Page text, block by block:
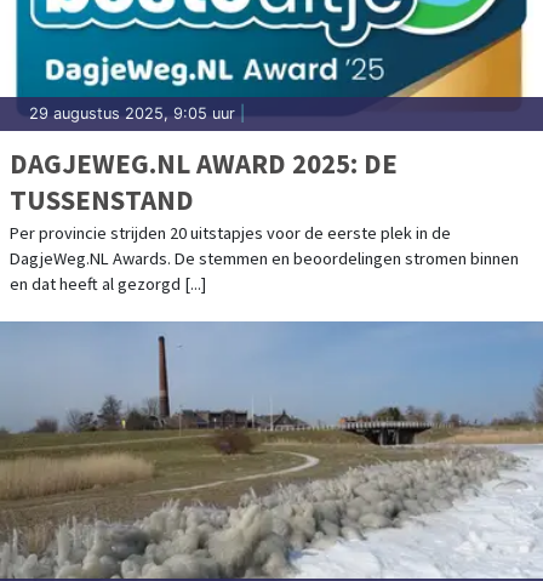
29 augustus 2025, 9:05 uur
DAGJEWEG.NL AWARD 2025: DE
TUSSENSTAND
Per provincie strijden 20 uitstapjes voor de eerste plek in de
DagjeWeg.NL Awards. De stemmen en beoordelingen stromen binnen
en dat heeft al gezorgd [...]